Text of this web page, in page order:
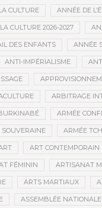
CULTURE ANNÉE DE
CULTURE 2026-2027
DES ENFANTS ANNÉE
ANTI-IMPÉRIALISME
ARBITRAGE
ARMÉE
SOUVERAINE ARMÉE
ART CONTEMPORAIN
FÉMININ ARTISANAT
ARTS MARTIAUX
ASSEMBLÉE